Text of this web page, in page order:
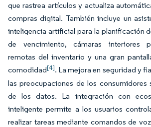
que rastrea artículos y actualiza
compras digital. También incluye un
inteligencia artificial para la planificación
de vencimiento, cámaras interiores
remotas del inventario y una gran
comodidad[4]. La mejora en seguridad y
las preocupaciones de los consumidores
de los datos. La integración con
inteligente permite a los usuarios
realizar tareas mediante comandos de